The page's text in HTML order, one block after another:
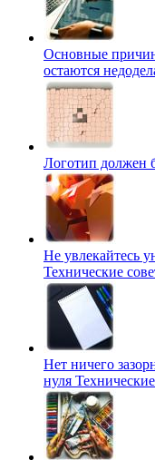
Основные
остаются
Логотип должен
Не увлекайтесь
Технические
Нет ничего
нуля